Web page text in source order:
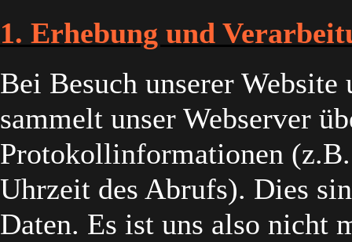
1. Erhebung und
Bei Besuch unserer
sammelt unser Webserver
Protokollinformationen
Uhrzeit des Abrufs). Dies
Daten. Es ist uns also nicht